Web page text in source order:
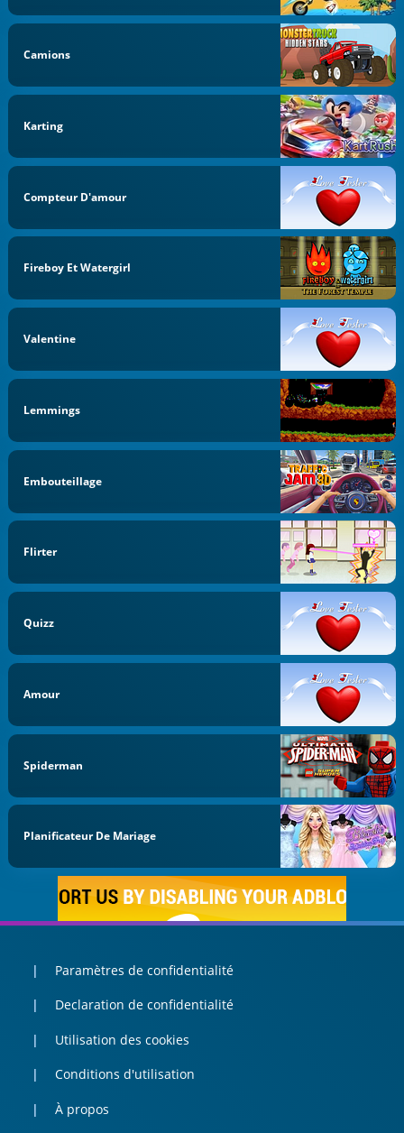
Camions
Karting
Compteur D'amour
Fireboy Et Watergirl
Valentine
Lemmings
Embouteillage
Flirter
Quizz
Amour
Spiderman
Planificateur De Mariage
Paramètres de confidentialité
Declaration de confidentialité
Utilisation des cookies
Conditions d'utilisation
À propos